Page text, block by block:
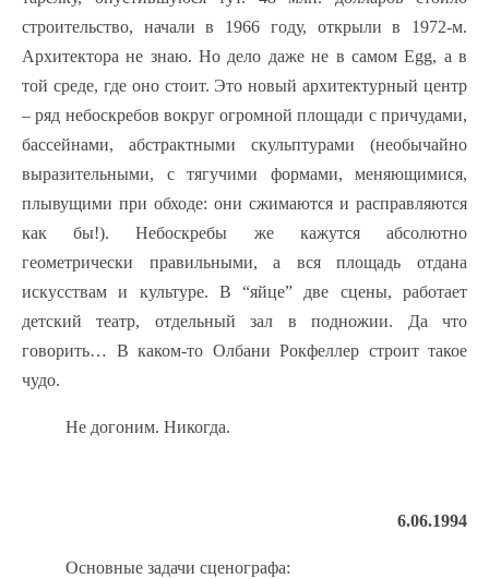
строительство, начали в 1966 году, открыли в 1972-м.
Архитектора не знаю. Но дело даже не в самом Egg, а в
той среде, где оно стоит. Это новый архитектурный центр
– ряд небоскребов вокруг огромной площади с причудами,
бассейнами, абстрактными скульптурами (необычайно
выразительными, с тягучими формами, меняющимися,
плывущими при обходе: они сжимаются и расправляются
как бы!). Небоскребы же кажутся абсолютно
геометрически правильными, а вся площадь отдана
искусствам и культуре. В “яйце” две сцены, работает
детский театр, отдельный зал в подножии. Да что
говорить… В каком-то Олбани Рокфеллер строит такое
чудо.
Не догоним. Никогда.
6.06.1994
Основные задачи сценографа: